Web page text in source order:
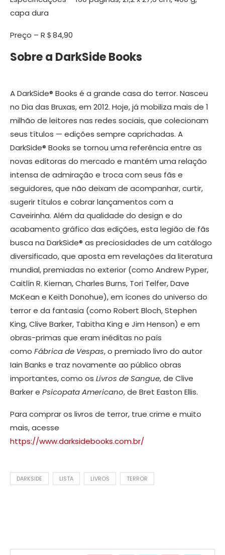
capa dura
Preço – R＄84,90
Sobre a DarkSide Books
A DarkSide® Books é a grande casa do terror. Nasceu
no Dia das Bruxas, em 2012. Hoje, já mobiliza mais de 1
milhão de leitores nas redes sociais, que colecionam
seus títulos — edições sempre caprichadas. A
DarkSide® Books se tornou uma referência entre as
novas editoras do mercado e mantém uma relação
intensa de admiração e troca com seus fãs e
seguidores, que não deixam de acompanhar, curtir,
sugerir títulos e cobrar lançamentos com a
Caveirinha. Além da qualidade do design e do
acabamento gráfico das edições, esta legião de fãs
busca na DarkSide® as preciosidades de um catálogo
diversificado, que aposta em revelações da literatura
mundial, premiadas no exterior (como Andrew Pyper,
Caitlín R. Kiernan, Charles Burns, Tori Telfer, Dave
McKean e Keith Donohue), em ícones do universo do
terror e da fantasia (como Robert Bloch, Stephen
King, Clive Barker, Tabitha King e Jim Henson) e em
obras-primas que eram inéditas no país
como Fábrica de Vespas, o premiado livro do autor
Iain Banks e traz novamente ao público obras
importantes, como os Livros de Sangue, de Clive
Barker e Psicopata Americano, de Bret Easton Ellis.
Para comprar os livros de terror, true crime e muito
mais, acesse
https://www.darksidebooks.com.br/
DARKSIDE LISTA LIVROS TERROR